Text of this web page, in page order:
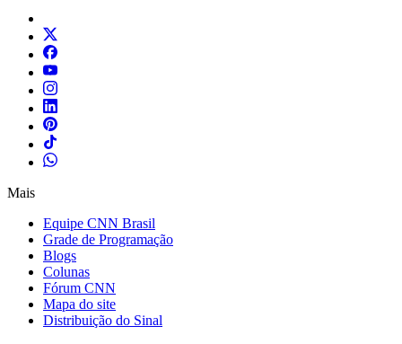
Mais
Equipe CNN Brasil
Grade de Programação
Blogs
Colunas
Fórum CNN
Mapa do site
Distribuição do Sinal